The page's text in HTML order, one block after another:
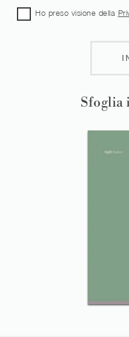
Sfoglia
Ho preso visione della